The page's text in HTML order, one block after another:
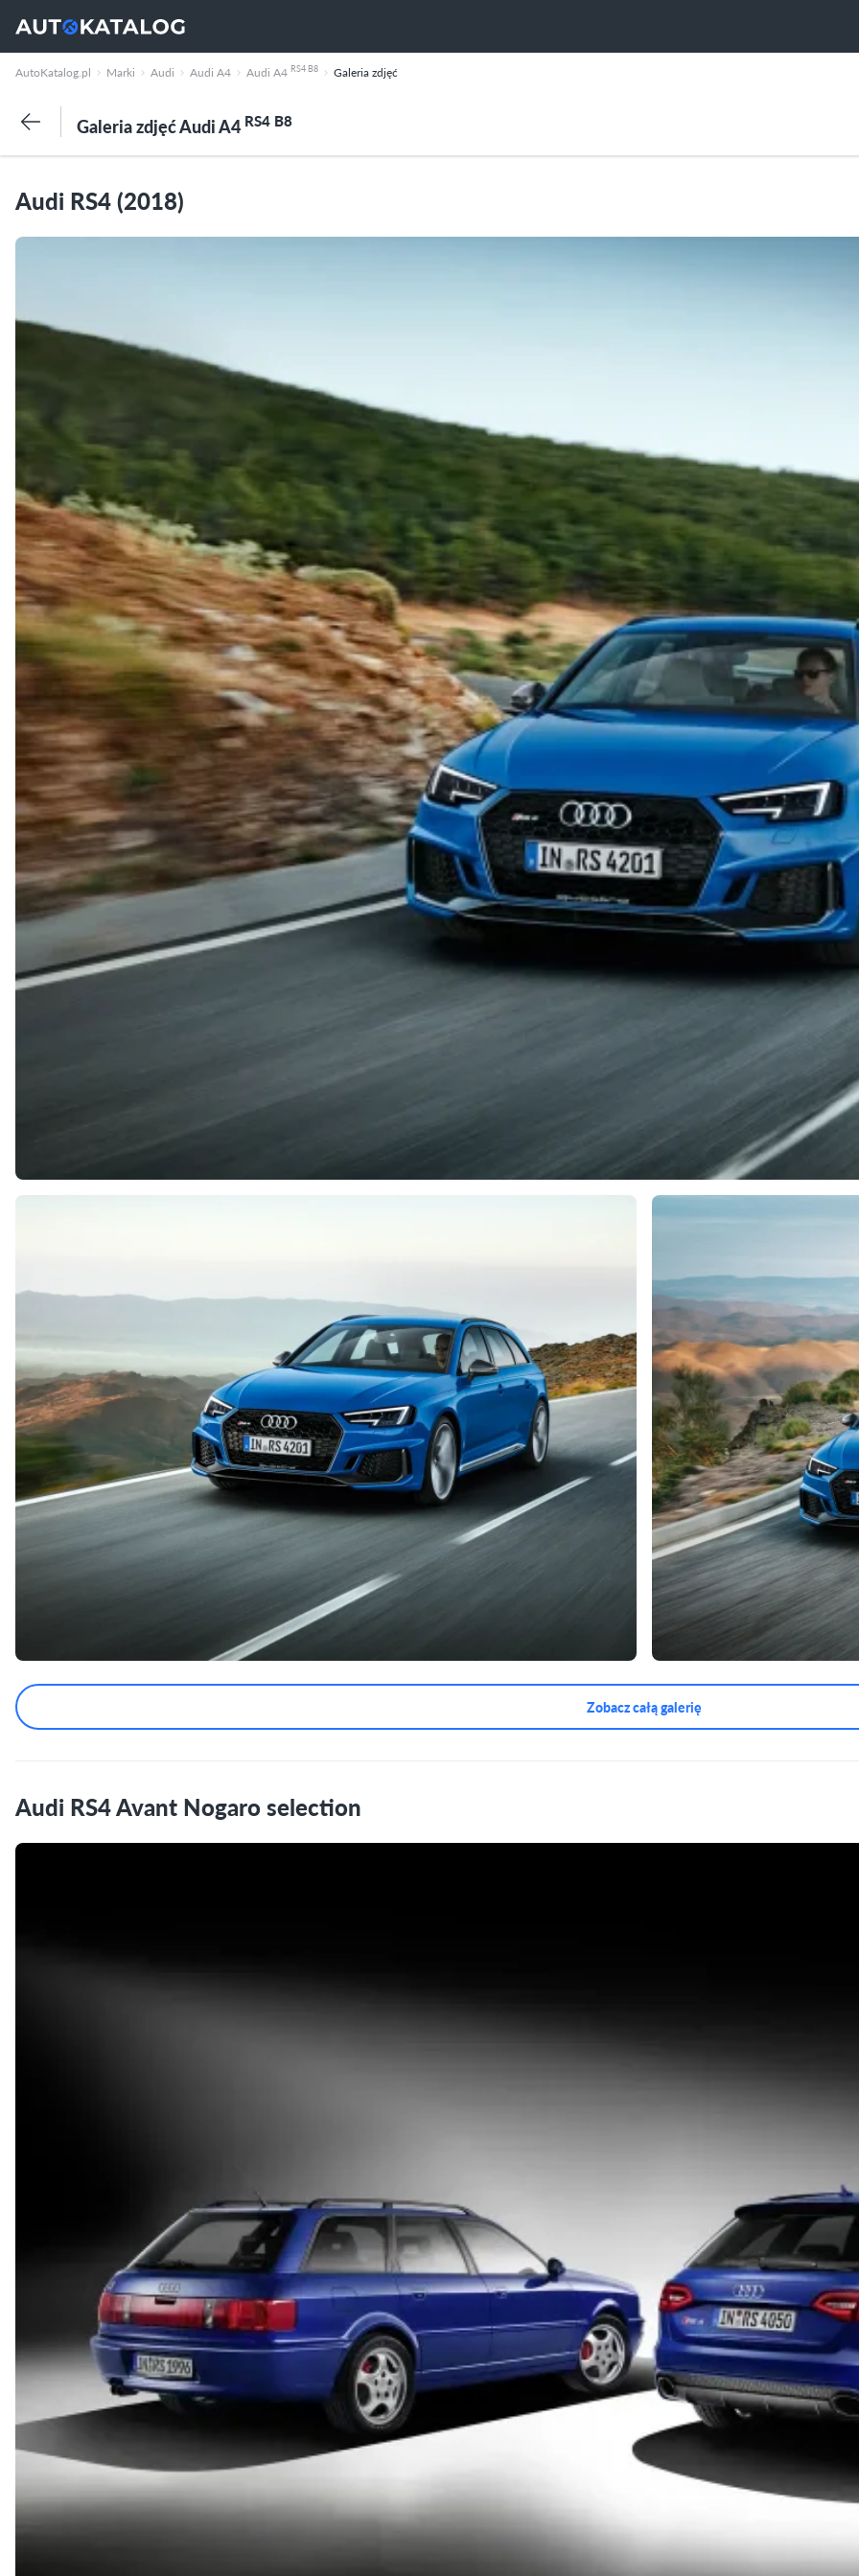
AutoKatalog.pl Marki Audi Audi A4 Audi A4 RS4 B8 Galeria zdjęć
Galeria zdjęć Audi A4 RS4 B8
Audi RS4 (2018)
Zobacz całą galerię
Audi RS4 Avant Nogaro selection